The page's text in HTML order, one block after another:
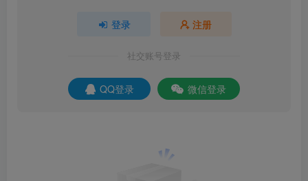
登录 注册
社交账号登录
QQ登录 微信登录